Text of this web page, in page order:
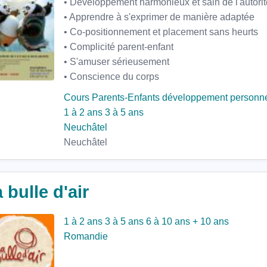
• Développement harmonieux et sain de
• Apprendre à s'exprimer de manière adaptée
• Co-positionnement et placement sans heurts
• Complicité parent-enfant
• S'amuser sérieusement
• Conscience du corps
Cours Parents-Enfants développement
1 à 2 ans 3 à 5 ans
Neuchâtel
Neuchâtel
bulle d'air
1 à 2 ans 3 à 5 ans 6 à 10 ans + 10 ans
Romandie